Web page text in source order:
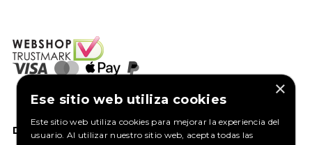
DANOS UN ME GUSTA EN FACEBOOK
×
Ese sitio web utiliza cookies
Este sitio web utiliza cookies para mejorar la experiencia del
usuario. Al utilizar nuestro sitio web, acepta todas las